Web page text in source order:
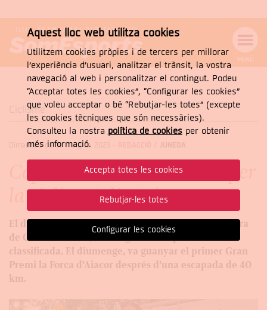
NAVEGACIÓ
MENÚ
Cercar
CERCAR
Ciclisme
Dimarts, 9 de de maig de 2023 JUNEDA
Cap de setmana de doblet per
la ciclista Júlia Mir
El dissabte va quedar segona al Campionat d’Andorra
de Cronoescalada, a sis segons de la primera
classificada. El diumenge, va guanyar el primer Gran
Premi la Forca d'Aiacor després d’una escapada de 40
km.
Aquest lloc web utilitza cookies
Utilitzem cookies pròpies i de tercers per millorar
l’experiència d’usuari, analitzar el trànsit, la vostra
navegació al web i personalitzar el contingut. Podeu
“Acceptar totes les cookies”, “Configurar les cookies”
que voleu acceptar o bé “Rebutjar-les totes” (excepte
les cookies tècniques que són necessàries).
Consulteu la nostra política de cookiesper obtenir
més informació.
Accepta totes les cookies
Rebutjar-les totes
Configurar les cookies